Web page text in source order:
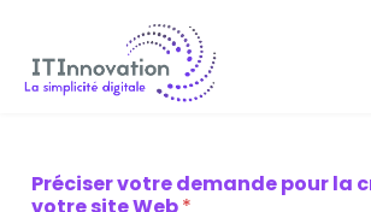
Préciser votre demande pour la